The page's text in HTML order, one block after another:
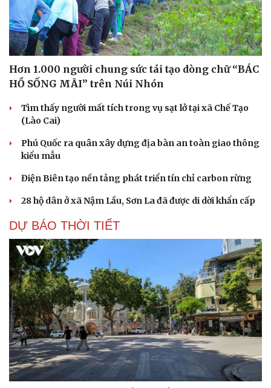
Hơn 1.000 người chung sức tái tạo dòng chữ “BÁC
HỒ SỐNG MÃI” trên Núi Nhón
Tìm thấy người mất tích trong vụ sạt lở tại xã Chế Tạo
(Lào Cai)
Phú Quốc ra quân xây dựng địa bàn an toàn giao thông
kiểu mẫu
Điện Biên tạo nền tảng phát triển tín chỉ carbon rừng
28 hộ dân ở xã Nậm Lầu, Sơn La đã được di dời khẩn cấp
DỰ BÁO THỜI TIẾT